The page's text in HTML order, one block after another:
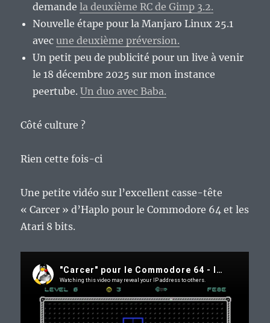
demandela deuxième RC de Gimp 3.2.
Nouvelle étape pour la Manjaro Linux 25.1
avecune deuxième préversion.
Un petit peu de publicité pour un live à venir
le 18 décembre 2025 sur mon instance
peertube.Un duo avec Baba.
Côté culture ?
Rien cette fois-ci
Une petite vidéo sur l’excellent casse-tête
« Carcer » d’Haplo pour le Commodore 64 et les
Atari 8 bits.